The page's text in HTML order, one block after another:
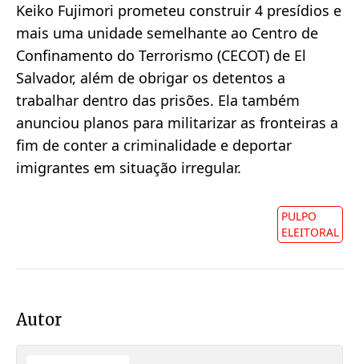
Keiko Fujimori prometeu construir 4 presídios e
mais uma unidade semelhante ao Centro de
Confinamento do Terrorismo (CECOT) de El
Salvador, além de obrigar os detentos a
trabalhar dentro das prisões. Ela também
anunciou planos para militarizar as fronteiras a
fim de conter a criminalidade e deportar
imigrantes em situação irregular.
PULPO
ELEITORAL
Autor